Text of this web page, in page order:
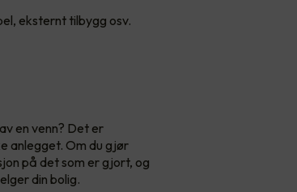
eksternt tilbygg osv.
en venn? Det er
anlegget. Om du gjør
på det som er gjort, og
din bolig.